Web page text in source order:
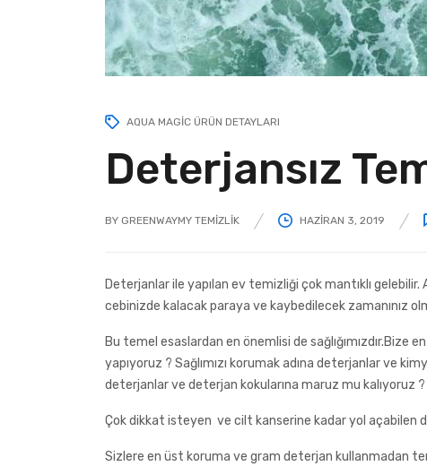
AQUA MAGIC ÜRÜN DETAYLARI
Deterjansız
BY GREENWAYMY TEMIZLIK
POSTED
HAZIRAN 3, 2019
Deterjanlar ile yapılan ev temizliği çok mantıklı gelebilir.
cebinizde kalacak paraya ve kaybedilecek zamanınız
Bu temel esaslardan en önemlisi de
yapıyoruz ? Sağlımızı korumak adına deterjanlar ve
deterjanlar ve deterjan kokularına maruz mu kalıyoruz ?
Çok dikkat isteyen ve cilt kanserine kadar yol açabilen
Sizlere en üst koruma ve gram deterjan kullanmadan